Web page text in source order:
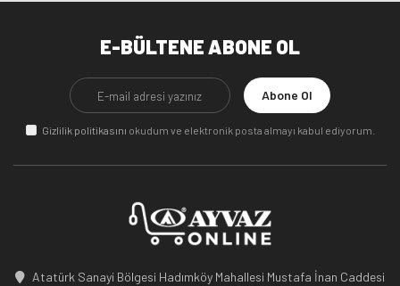
E-BÜLTENE ABONE OL
Abone Ol
Gizlilik politikasını okudum ve elektronik posta almayı kabul ediyorum.
Atatürk Sanayi Bölgesi Hadımköy Mahallesi Mustafa İnan Caddesi